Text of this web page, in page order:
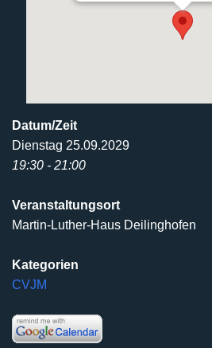
Datum/Zeit
Dienstag 25.09.2029
19:30 - 21:00
Veranstaltungsort
Martin-Luther-Haus Deilinghofen
Kategorien
CVJM